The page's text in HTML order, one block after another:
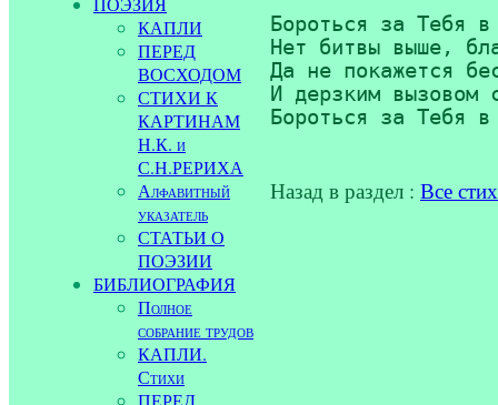
КАПЛИ
ПЕРЕД
ВОСХОДОМ
СТИХИ К
КАРТИНАМ
Н.К. и
С.Н.РЕРИХА
Алфавитный
указатель
СТАТЬИ О
ПОЭЗИИ
БИБЛИОГРАФИЯ
Полное
собрание трудов
КАПЛИ.
Стихи
ПЕРЕД
Бороться за Тебя
Нет битвы выше,
Да не покажется
И дерзким вызовом
Бороться за Тебя
Назад в раздел : Все